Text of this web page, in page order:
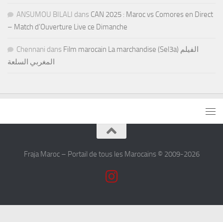
ANSUMOU BILALI dans CAN 2025 : Maroc vs Comores en Direct
– Match d’Ouverture Live ce Dimanche
Chennani dans Film marocain La marchandise (Sel3a) الفيلم
المغربي السلعة
Fraja Maroc – Portail de tous les Marocains © 2009-2026